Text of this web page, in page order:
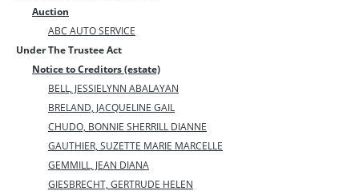
Auction
ABC AUTO SERVICE
Under The Trustee Act
Notice to Creditors (estate)
BELL, JESSIELYNN ABALAYAN
BRELAND, JACQUELINE GAIL
CHUDO, BONNIE SHERRILL DIANNE
GAUTHIER, SUZETTE MARIE MARCELLE
GEMMILL, JEAN DIANA
GIESBRECHT, GERTRUDE HELEN